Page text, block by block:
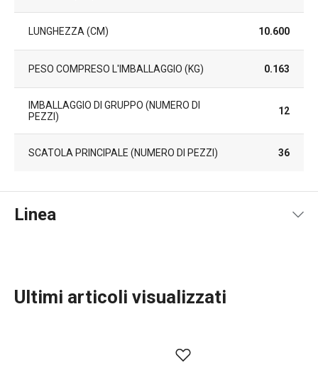
LUNGHEZZA (CM) 10.600
PESO COMPRESO L'IMBALLAGGIO (KG) 0.163
IMBALLAGGIO DI GRUPPO (NUMERO DI
PEZZI)
12
SCATOLA PRINCIPALE (NUMERO DI PEZZI) 36
Linea
Ultimi articoli visualizzati